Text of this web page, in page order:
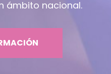
ámbito nacional.